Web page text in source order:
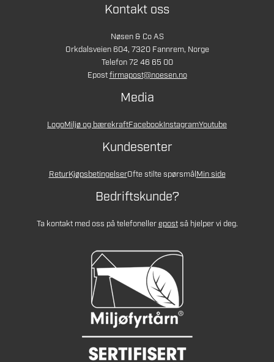
Kontakt oss
Nøsen & Co AS
Orkdalsveien 604, 7320 Fannrem, Norge
Telefon 72 46 65 00
Epostfirmapost@noesen.no
Media
LogoMiljø og bærekraftFacebookInstagramYoutube
Kundesenter
ReturKjøpsbetingelserOfte stilte spørsmålMin side
Bedriftskunde?
Ta kontakt med oss på telefonellerepostså hjelper vi deg.